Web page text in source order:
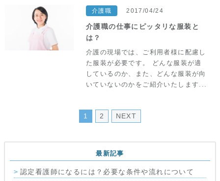
介護職 2017/04/24
介護職の仕事にピッタリな服装と
は？
介護の現場では、ご利用者様に配慮し
た服装が必要です。 どんな服装が適
しているのか、また、どんな服装が向
いていないのかをご紹介いたします...
1 2 NEXT
最新記事
認定看護師になるには？必要な条件や流れについて